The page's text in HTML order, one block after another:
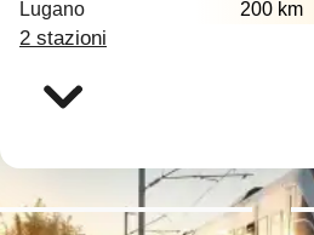
Lugano 200 km
2 stazioni